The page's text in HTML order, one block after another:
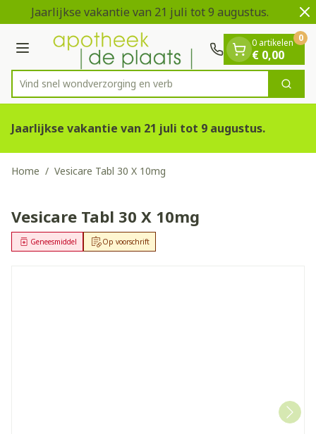
Ga naar de inhoud
1 van 2
Jaarlijkse vakantie van 21 juli tot 9 augustus.
Menu
Product, merk, categorie...
Vind snel wondverzorging Zoek
0 artikelen
€ 0,00
0
Jaarlijkse vakantie van 21 juli tot 9 augustus.
Home / Vesicare Tabl 30 X 10mg
Vesicare Tabl 30 X 10mg
Op voorschrift
Geneesmiddel